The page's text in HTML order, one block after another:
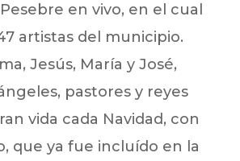
en vivo, en el cual
artistas del municipio.
Jesús, María y José,
pastores y reyes
vida cada Navidad, con
que ya fue incluído en la